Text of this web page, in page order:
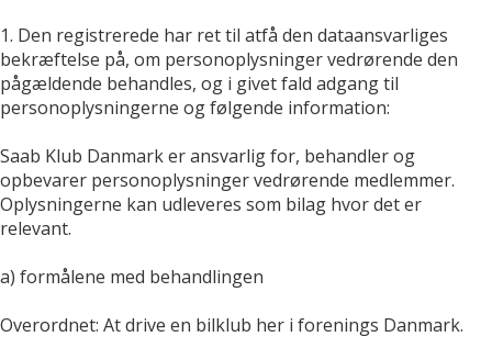
1. Den registrerede har ret til atfå den dataansvarliges
bekræftelse på, om personoplysninger vedrørende den
pågældende behandles, og i givet fald adgang til
personoplysningerne og følgende information:
Saab Klub Danmark er ansvarlig for, behandler og
opbevarer personoplysninger vedrørende medlemmer.
Oplysningerne kan udleveres som bilag hvor det er
relevant.
a) formålene med behandlingen
Overordnet: At drive en bilklub her i forenings Danmark.